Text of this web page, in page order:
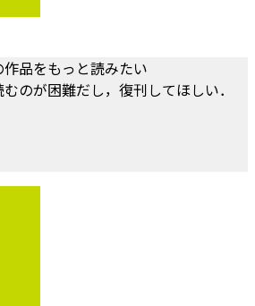
品をもっと読みたい
のが困難だし，復刊してほしい．